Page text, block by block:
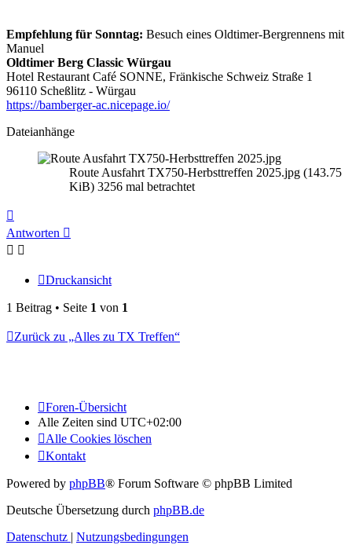
Empfehlung für Sonntag: Besuch eines Oldtimer-Bergrennens mit
Manuel
Oldtimer Berg Classic Würgau
Hotel Restaurant Café SONNE, Fränkische Schweiz Straße 1
96110 Scheßlitz - Würgau
https://bamberger-ac.nicepage.io/
Dateianhänge
Route Ausfahrt TX750-Herbsttreffen 2025.jpg (143.75
KiB) 3256 mal betrachtet
oben
Antworten
Druckansicht
1 Beitrag • Seite 1 von 1
Zurück zu „Alles zu TX Treffen“
Foren-Übersicht
Alle Zeiten sind UTC+02:00
Alle Cookies löschen
Kontakt
Powered by phpBB® Forum Software © phpBB Limited
Deutsche Übersetzung durch phpBB.de
Datenschutz | Nutzungsbedingungen